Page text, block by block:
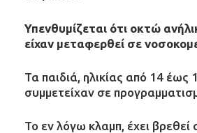
Υπενθυμίζεται ότι οκτώ
είχαν μεταφερθεί σε
Τα παιδιά, ηλικίας από 14
συμμετείχαν σε
Το εν λόγω κλαμπ, έχει